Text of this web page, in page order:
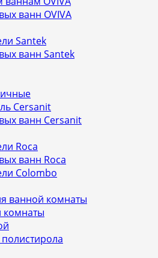
ванн OVIVA
Santek
ванн Santek
Cersanit
ванн Cersanit
Roca
ванн Roca
Colombo
ванной комнаты